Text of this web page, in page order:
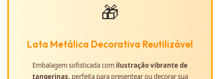
🎁
Lata Metálica Decorativa Reutilizável
Embalagem sofisticada com ilustração vibrante de
tangerinas, perfeita para presentear ou decorar sua